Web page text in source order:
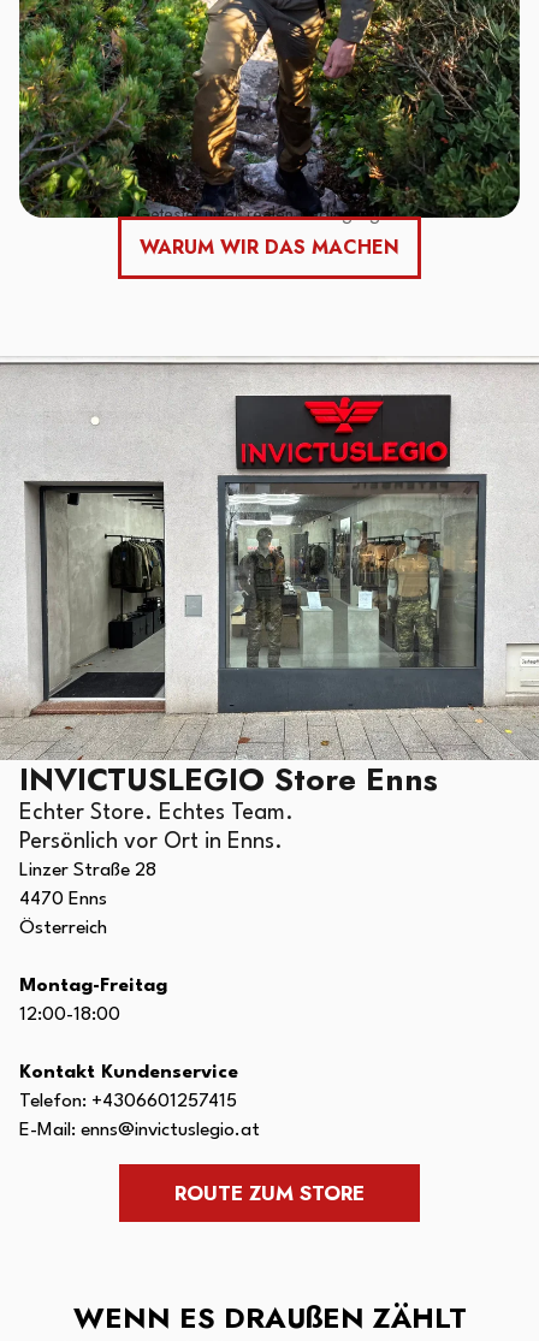
Getestet unter realen Bedingungen.
WARUM WIR DAS MACHEN
INVICTUSLEGIO Store Enns
Echter Store. Echtes Team.
Persönlich vor Ort in Enns.
Linzer Straße 28
4470 Enns
Österreich
Montag-Freitag
12:00-18:00
Kontakt Kundenservice
Telefon: +4306601257415
E-Mail: enns@invictuslegio.at
ROUTE ZUM STORE
WENN ES DRAUßEN ZÄHLT